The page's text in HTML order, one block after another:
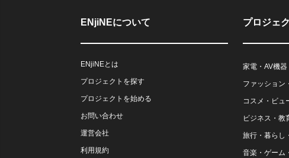
ENjiNEについて
ENjiNEとは
プロジェクトを探す
プロジェクトを始める
お問い合わせ
運営会社
利用規約
プロジェ
家電・AV機器
ファッション
コスメ・ビュ
ビジネス・教
旅行・暮らし
音楽・ゲーム